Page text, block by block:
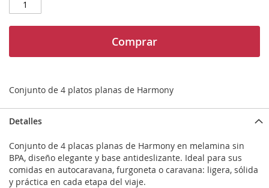
Comprar
Conjunto de 4 platos planas de Harmony
Detalles
Conjunto de 4 placas planas de Harmony en melamina sin
BPA, diseño elegante y base antideslizante. Ideal para sus
comidas en autocaravana, furgoneta o caravana: ligera, sólida
y práctica en cada etapa del viaje.